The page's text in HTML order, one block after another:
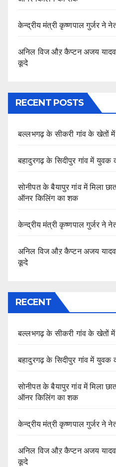
केन्द्रीय मंत्री कृष्णपाल गुर्जर ने
अनिल विज औऱ कैप्टन अजय यादव
कूदे
RECENT POSTS
बल्लभगढ़ के सीकरी गांव के खेतों
बहादुरगढ़ के सिदीपुर गांव में युवक
सोनीपत के बैयापुर गांव में मिला
ऑनर किलिंग का शक
केन्द्रीय मंत्री कृष्णपाल गुर्जर ने
अनिल विज औऱ कैप्टन अजय यादव
कूदे
RECENT
बल्लभगढ़ के सीकरी गांव के खेतों
बहादुरगढ़ के सिदीपुर गांव में युवक
सोनीपत के बैयापुर गांव में मिला
ऑनर किलिंग का शक
केन्द्रीय मंत्री कृष्णपाल गुर्जर ने
अनिल विज औऱ कैप्टन अजय यादव
कूदे